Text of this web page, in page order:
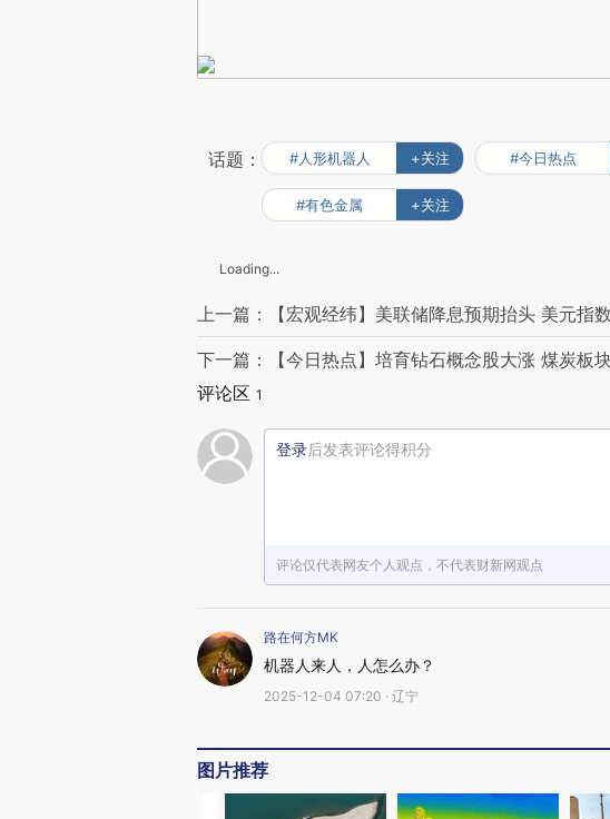
话题： #人形机器人 +关注 #今日热点
#有色金属 +关注
Loading...
上一篇：【宏观经纬】美联储降息预期抬头 美元指
下一篇：【今日热点】培育钻石概念股大涨 煤炭板
评论区 1
登录后发表评论得积分
评论仅代表网友个人观点，不代表财新网观点
路在何方MK
机器人来人，人怎么办？
2025-12-04 07:20 · 辽宁
图片推荐